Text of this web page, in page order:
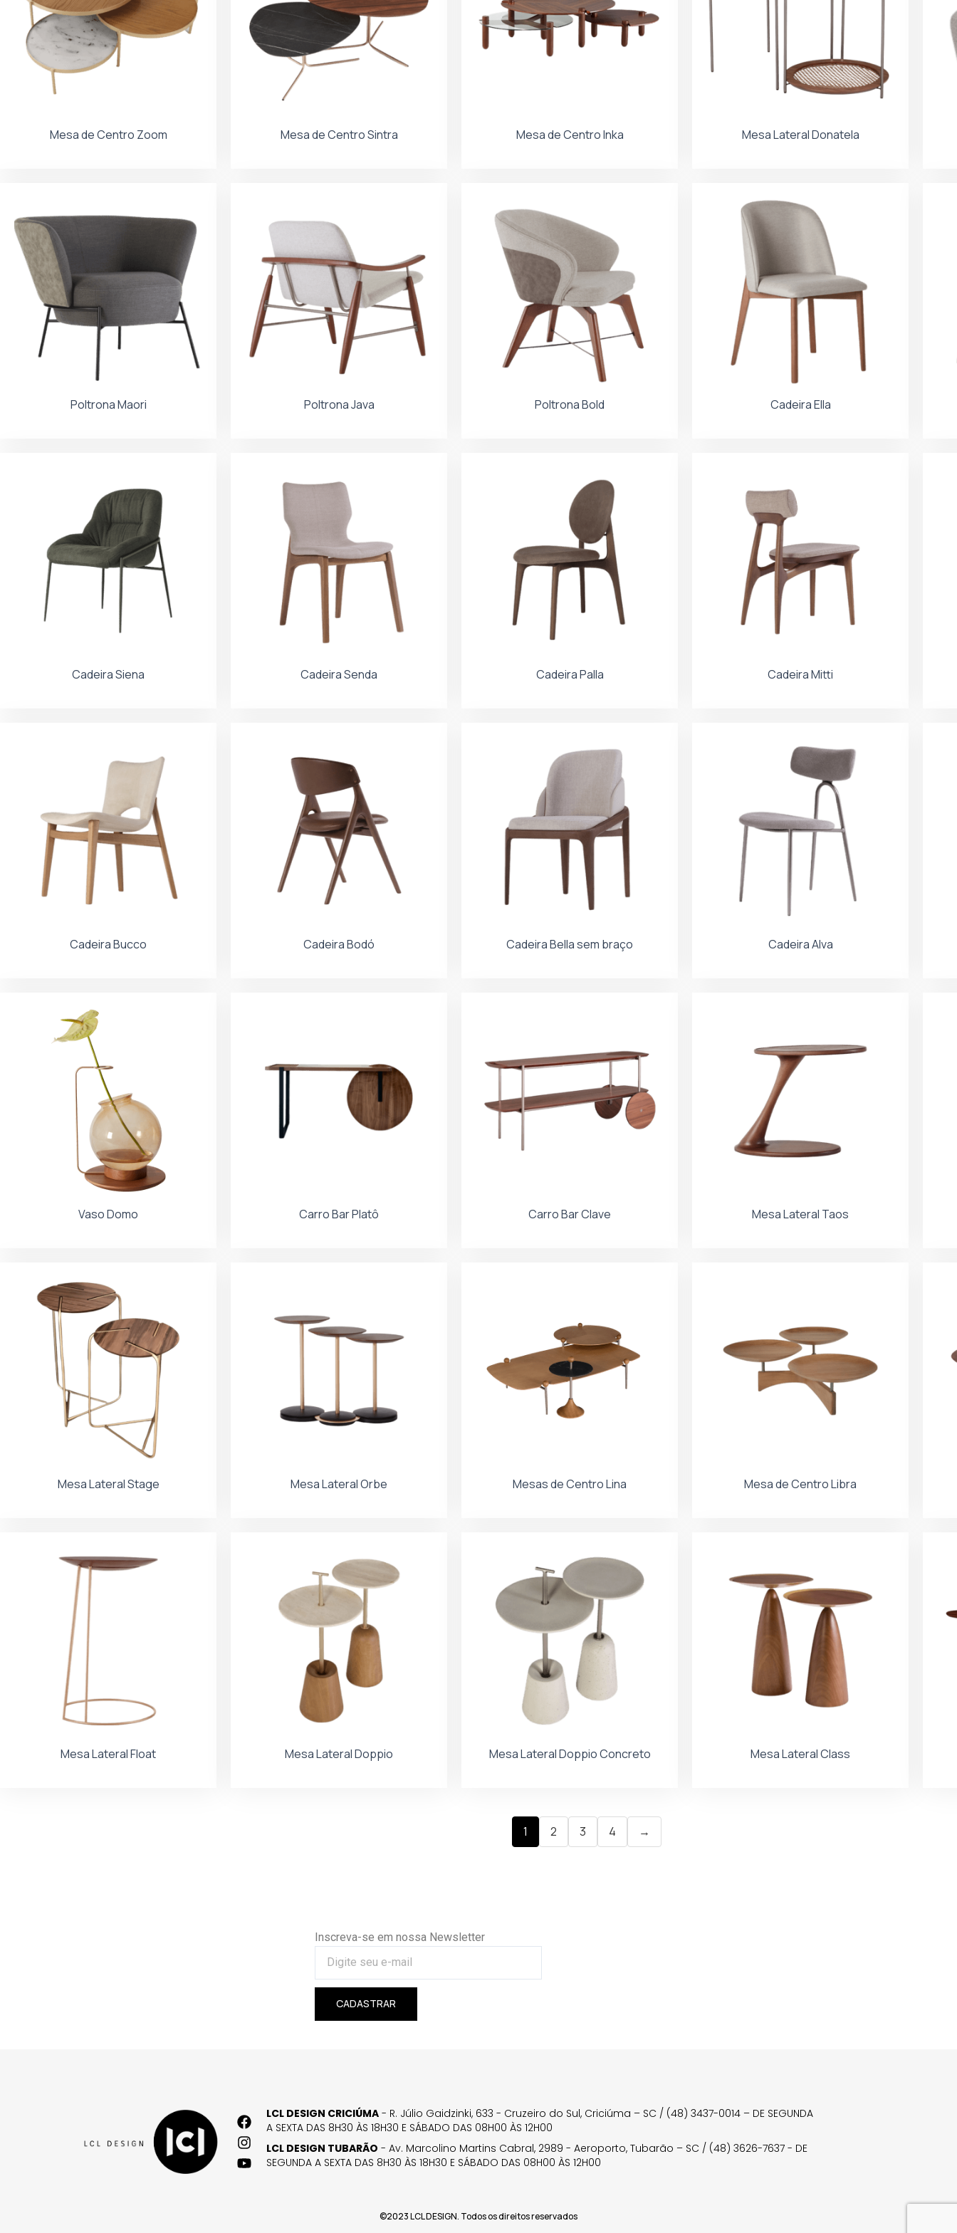
Mesa de Centro Zoom Mesa de Centro Sintra Mesa de Centro Inka Mesa Lateral Donatela
Poltrona Maori Poltrona Java Poltrona Bold Cadeira Ella
Cadeira Siena Cadeira Senda Cadeira Palla Cadeira Mitti
Cadeira Bucco Cadeira Bodó Cadeira Bella sem braço Cadeira Alva
Vaso Domo Carro Bar Platô Carro Bar Clave Mesa Lateral Taos
Mesa Lateral Stage Mesa Lateral Orbe Mesas de Centro Lina Mesa de Centro Libra
Mesa Lateral Float Mesa Lateral Doppio Mesa Lateral Doppio Concreto Mesa Lateral Class
1 2 3 4 →
Inscreva-se em nossa Newsletter
CADASTRAR
LCL DESIGN CRICIÚMA - R. Júlio Gaidzinki, 633 - Cruzeiro do Sul, Criciúma – SC / (48) 3437-0014 – DE SEGUNDA
A SEXTA DAS 8H30 ÀS 18H30 E SÁBADO DAS 08H00 ÀS 12H00
LCL DESIGN TUBARÃO - Av. Marcolino Martins Cabral, 2989 - Aeroporto, Tubarão – SC / (48) 3626-7637 - DE
SEGUNDA A SEXTA DAS 8H30 ÀS 18H30 E SÁBADO DAS 08H00 ÀS 12H00
©2023 LCL DESIGN. Todos os direitos reservados